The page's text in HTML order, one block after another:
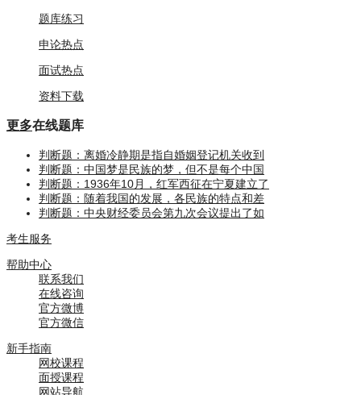
题库练习
申论热点
面试热点
资料下载
更多在线题库
判断题：离婚冷静期是指自婚姻登记机关收到
判断题：中国梦是民族的梦，但不是每个中国
判断题：1936年10月，红军西征在宁夏建立了
判断题：随着我国的发展，各民族的特点和差
判断题：中央财经委员会第九次会议提出了如
考生服务
帮助中心
联系我们
在线咨询
官方微博
官方微信
新手指南
网校课程
面授课程
网站导航